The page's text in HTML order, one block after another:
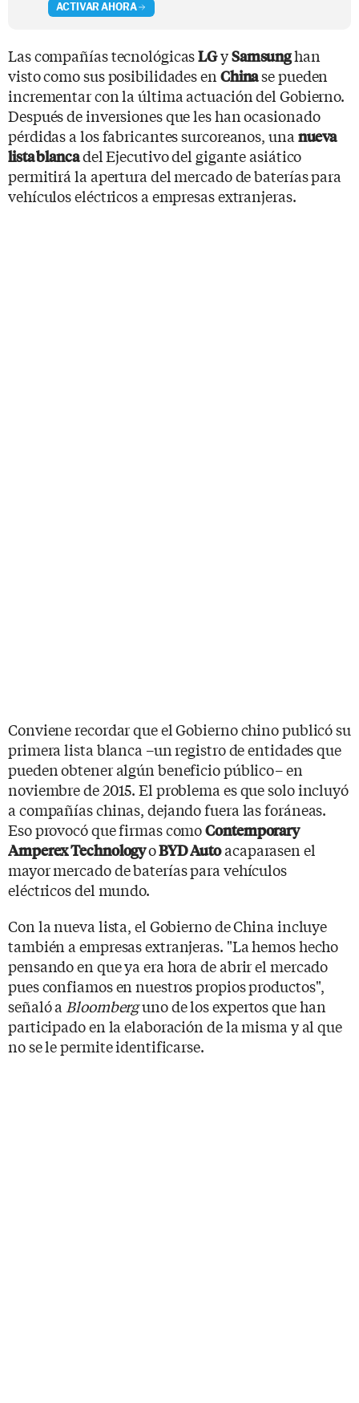
ACTIVAR AHORA
Las compañías tecnológicasLGySamsunghan
visto como sus posibilidades en Chinase pueden
incrementar con la última actuación del Gobierno.
Después de inversiones que les han ocasionado
pérdidas a los fabricantes surcoreanos, una nueva
lista blancadel Ejecutivo del gigante asiático
permitirá la apertura del mercado de baterías para
vehículos eléctricos a empresas extranjeras.
Conviene recordar que el Gobierno chino publicó su
primera lista blanca –un registro de entidades que
pueden obtener algún beneficio público– en
noviembre de 2015. El problema es que solo incluyó
a compañías chinas, dejando fuera las foráneas.
Eso provocó que firmas comoContemporary
Amperex TechnologyoBYD Autoacaparasen el
mayor mercado de baterías para vehículos
eléctricos del mundo.
Con la nueva lista, el Gobierno de China incluye
también a empresas extranjeras. "La hemos hecho
pensando en que ya era hora de abrir el mercado
pues confiamos en nuestros propios productos",
señaló a Bloomberguno de los expertos que han
participado en la elaboración de la misma y al que
no se le permite identificarse.